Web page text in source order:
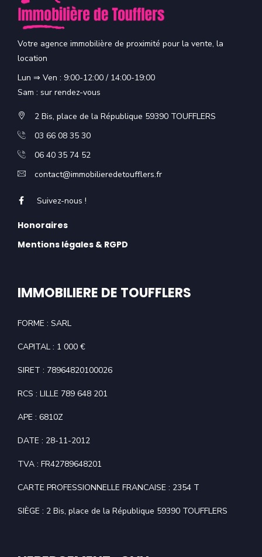
Votre agence immobilière de proximité pour la vente, la
location
Lun ⇒ Ven : 9:00-12:00 / 14:00-19:00
Sam : sur rendez-vous
2 Bis, place de la République 59390 TOUFFLERS
03 66 08 35 30
06 40 35 74 52
contact@immobilieredetoufflers.fr
Suivez-nous !
Honoraires
Mentions légales & RGPD
IMMOBILIERE DE TOUFFLERS
FORME : SARL
CAPITAL : 1 000 €
SIRET : 78964820100026
RCS : LILLE 789 648 201
APE : 6810Z
DATE : 28-11-2012
TVA : FR42789648201
CARTE PROFESSIONNELLE FRANCAISE : 2354 T
SIÈGE : 2 Bis, place de la République 59390 TOUFFLERS